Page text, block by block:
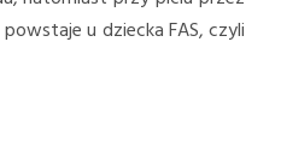
u dziecka FAS, czyli